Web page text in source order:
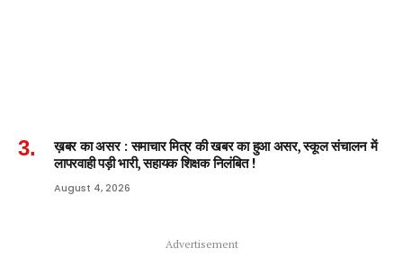
ख़बर का असर : समाचार मित्र की खबर का हुआ असर, स्कूल संचालन में
लापरवाही पड़ी भारी, सहायक शिक्षक निलंबित !
August 4, 2026
Advertisement